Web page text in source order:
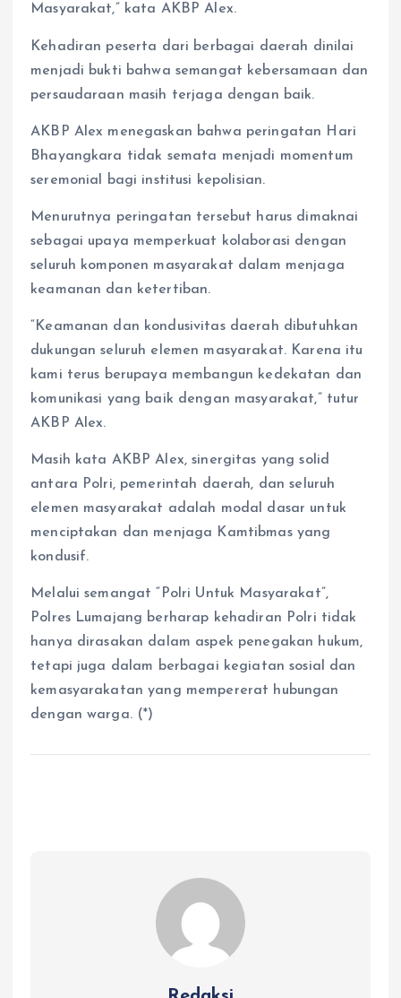
Masyarakat,” kata AKBP Alex.
Kehadiran peserta dari berbagai daerah dinilai
menjadi bukti bahwa semangat kebersamaan dan
persaudaraan masih terjaga dengan baik.
AKBP Alex menegaskan bahwa peringatan Hari
Bhayangkara tidak semata menjadi momentum
seremonial bagi institusi kepolisian.
Menurutnya peringatan tersebut harus dimaknai
sebagai upaya memperkuat kolaborasi dengan
seluruh komponen masyarakat dalam menjaga
keamanan dan ketertiban.
“Keamanan dan kondusivitas daerah dibutuhkan
dukungan seluruh elemen masyarakat. Karena itu
kami terus berupaya membangun kedekatan dan
komunikasi yang baik dengan masyarakat,” tutur
AKBP Alex.
Masih kata AKBP Alex, sinergitas yang solid
antara Polri, pemerintah daerah, dan seluruh
elemen masyarakat adalah modal dasar untuk
menciptakan dan menjaga Kamtibmas yang
kondusif.
Melalui semangat “Polri Untuk Masyarakat”,
Polres Lumajang berharap kehadiran Polri tidak
hanya dirasakan dalam aspek penegakan hukum,
tetapi juga dalam berbagai kegiatan sosial dan
kemasyarakatan yang mempererat hubungan
dengan warga. (*)